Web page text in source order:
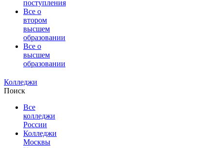
поступления
Все о
втором
высшем
образовании
Все о
высшем
образовании
Колледжи
Поиск
Все
колледжи
России
Колледжи
Москвы